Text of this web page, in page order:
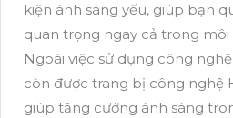
kiện ánh sáng yếu, giúp bạn
quan trọng ngay cả trong môi
Ngoài việc sử dụng công
còn được trang bị công nghệ
giúp tăng cường ánh sáng